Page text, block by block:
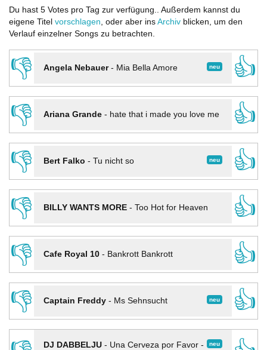
Du hast 5 Votes pro Tag zur verfügung.. Außerdem kannst du
eigene Titel vorschlagen, oder aber ins Archiv blicken, um den
Verlauf einzelner Songs zu betrachten.
👎 neu
Angela Nebauer- Mia Bella Amore
👍
👎
Ariana Grande- hate that i made you love me
👍
👎
neu
Bert Falko - Tu nicht so
👍
👎
BILLY WANTS MORE- Too Hot for Heaven
👍
👎
Cafe Royal 10- Bankrott Bankrott
👍
👎
neu
Captain Freddy- Ms Sehnsucht
👍
neu
DJ DABBELJU- Una Cerveza por Favor -